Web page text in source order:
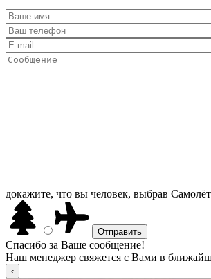
докажите, что вы человек, выбрав Самолёт
Спасибо за Ваше сообщение!
Наш менеджер свяжется с Вами в